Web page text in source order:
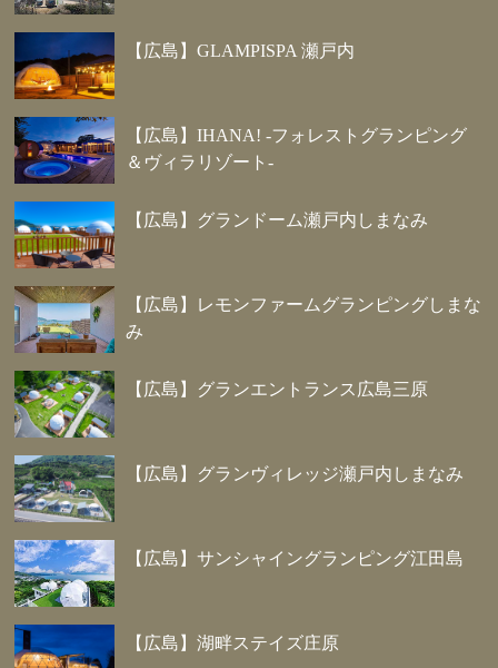
【広島】GLAMPISPA 瀬戸内
【広島】IHANA! -フォレストグランピング
＆ヴィラリゾート-
【広島】グランドーム瀬戸内しまなみ
【広島】レモンファームグランピングしまな
み
【広島】グランエントランス広島三原
【広島】グランヴィレッジ瀬戸内しまなみ
【広島】サンシャイングランピング江田島
【広島】湖畔ステイズ庄原